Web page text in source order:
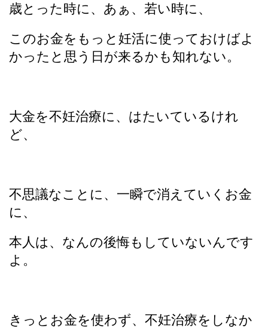
歳とった時に、あぁ、若い時に、
このお金をもっと妊活に使っておけばよ
かったと思う日が来るかも知れない。
大金を不妊治療に、はたいているけれ
ど、
不思議なことに、一瞬で消えていくお金
に、
本人は、なんの後悔もしていないんです
よ。
きっとお金を使わず、不妊治療をしなか